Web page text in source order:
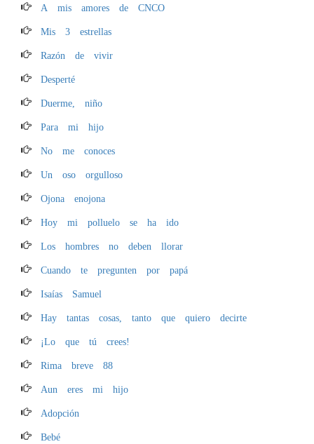
A mis amores de CNCO
Mis 3 estrellas
Razón de vivir
Desperté
Duerme, niño
Para mi hijo
No me conoces
Un oso orgulloso
Ojona enojona
Hoy mi polluelo se ha ido
Los hombres no deben llorar
Cuando te pregunten por papá
Isaías Samuel
Hay tantas cosas, tanto que quiero decirte
¡Lo que tú crees!
Rima breve 88
Aun eres mi hijo
Adopción
Bebé